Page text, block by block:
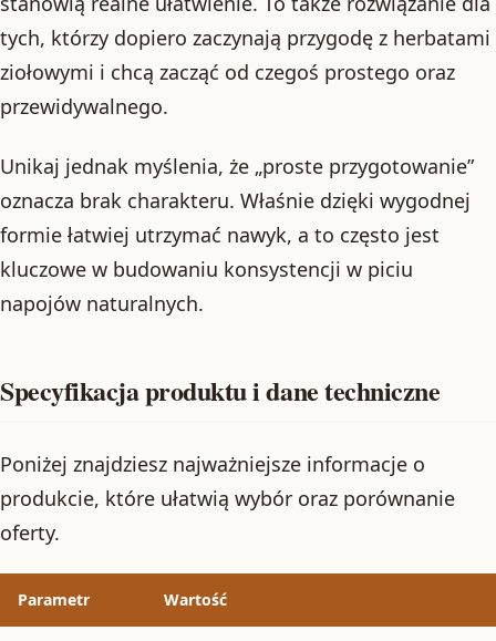
tych, którzy dopiero zaczynają przygodę z herbatami
ziołowymi i chcą zacząć od czegoś prostego oraz
przewidywalnego.
Unikaj jednak myślenia, że „proste przygotowanie”
oznacza brak charakteru. Właśnie dzięki wygodnej
formie łatwiej utrzymać nawyk, a to często jest
kluczowe w budowaniu konsystencji w piciu
napojów naturalnych.
Specyfikacja produktu i dane techniczne
Poniżej znajdziesz najważniejsze informacje o
produkcie, które ułatwią wybór oraz porównanie
oferty.
Parametr Wartość